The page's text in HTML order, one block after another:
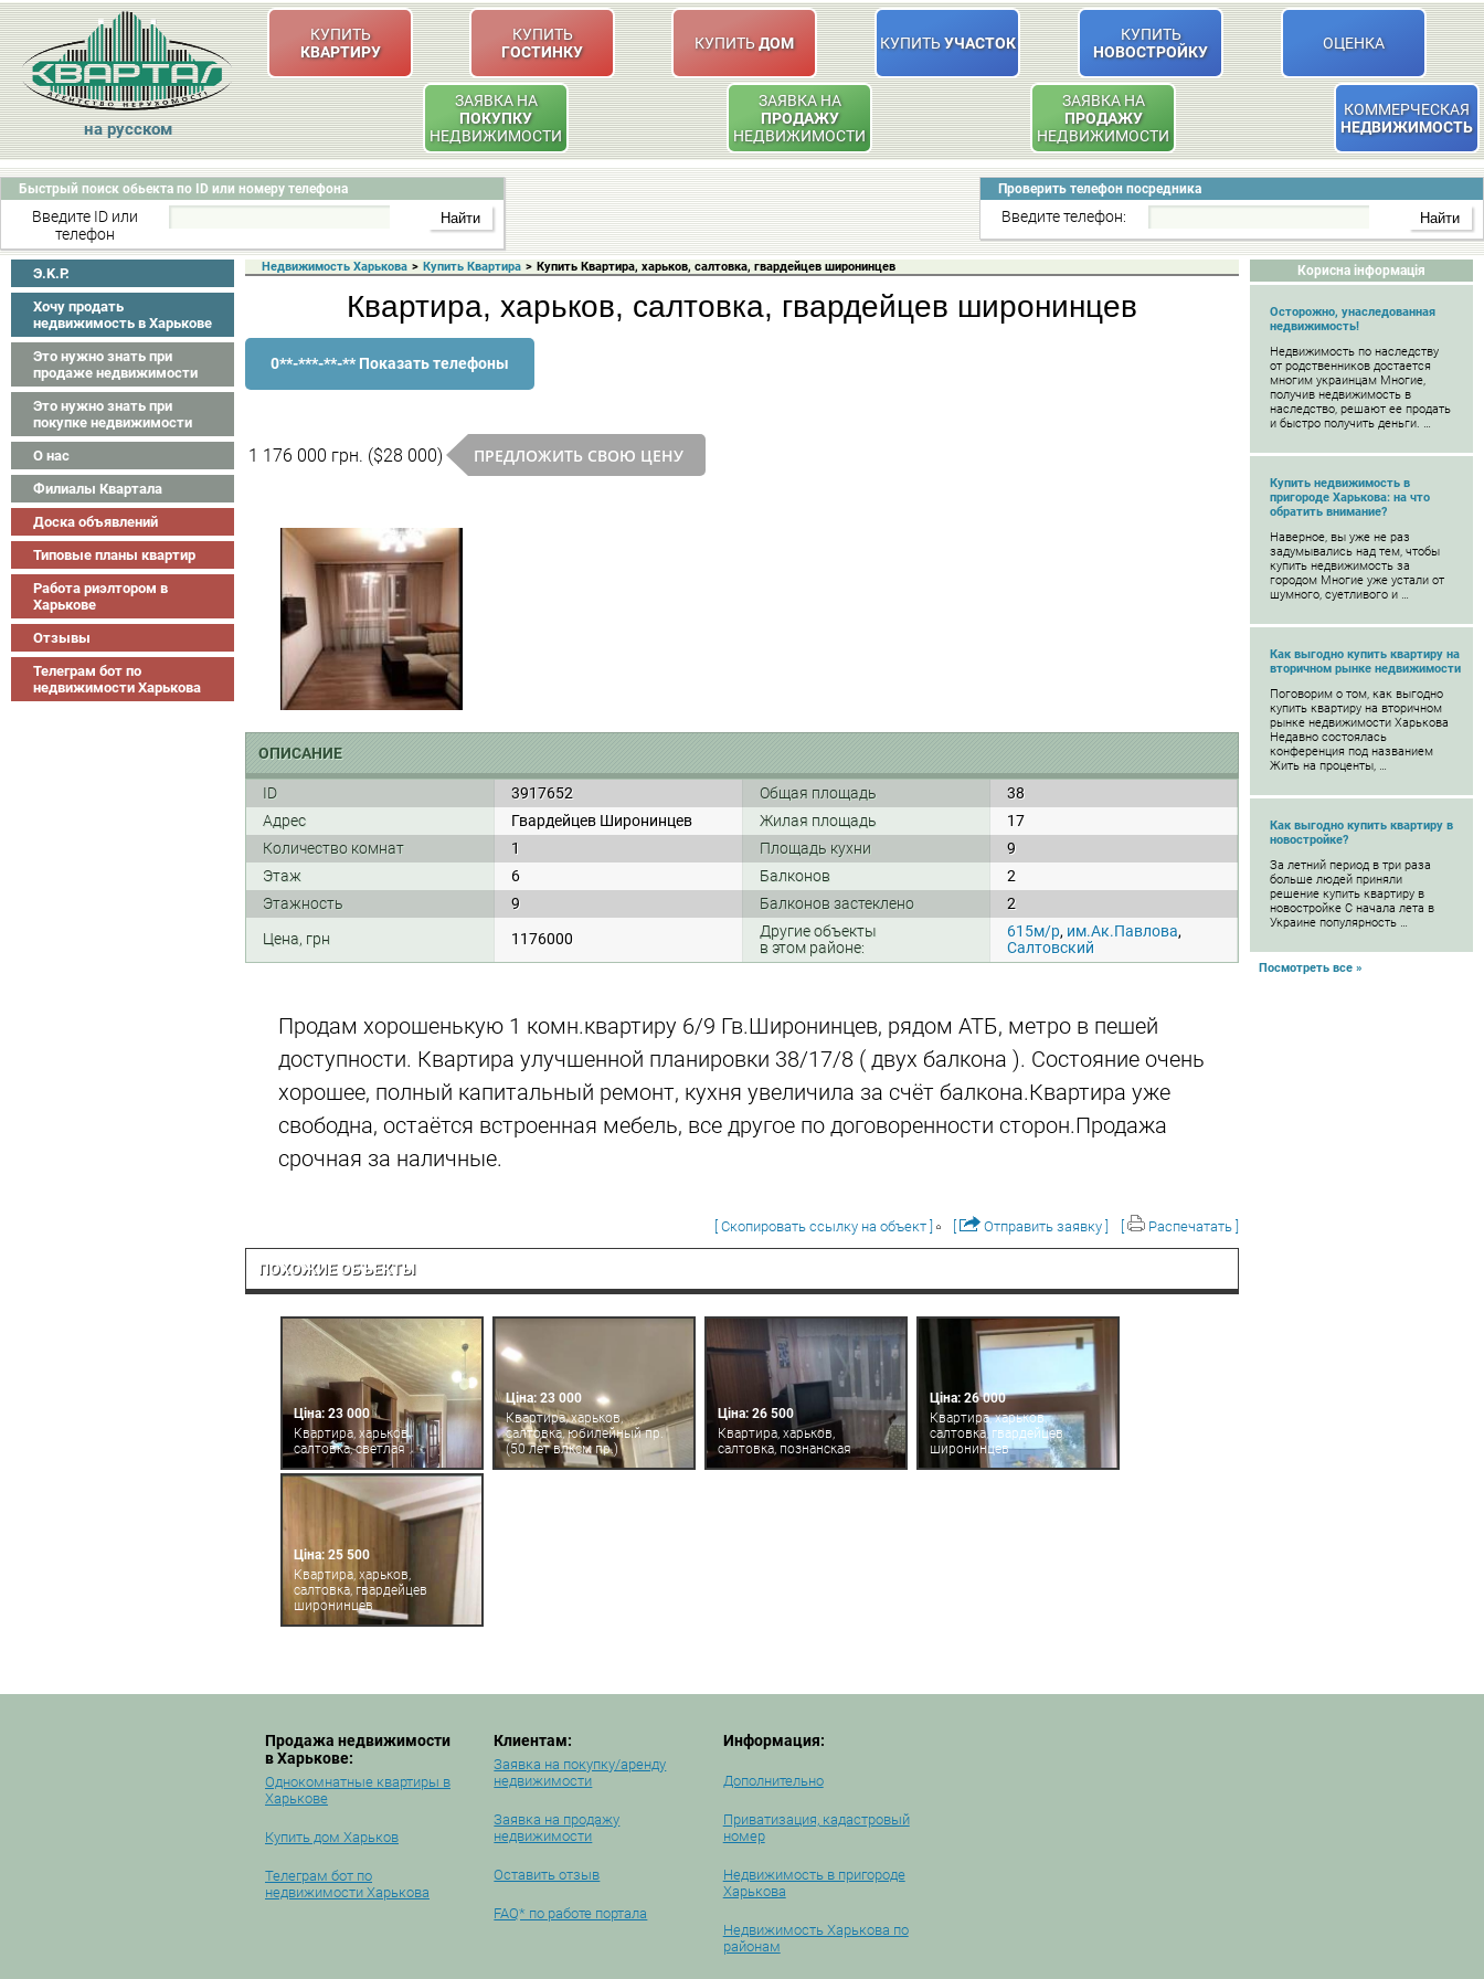
на русском
КУПИТЬ
КВАРТИРУ
КУПИТЬ
ГОСТИНКУ
КУПИТЬДОМ КУПИТЬУЧАСТОК
КУПИТЬ
НОВОСТРОЙКУ
ОЦЕНКА
ЗАЯВКА НА
ПОКУПКУ
НЕДВИЖИМОСТИ
ЗАЯВКА НА
ПРОДАЖУ
НЕДВИЖИМОСТИ
ЗАЯВКА НА
ПРОДАЖУ
НЕДВИЖИМОСТИ
КОММЕРЧЕСКАЯ
НЕДВИЖИМОСТЬ
Быстрый поиск обьекта по ID или номеру телефона
Введите ID или
телефон
Проверить телефон посредника
Введите телефон:
Э.K.P.
Хочу продать
недвижимость в Харькове
Это нужно знать при
продаже недвижимости
Это нужно знать при
покупке недвижимости
О нас
Филиалы Квартала
Доска объявлений
Типовые планы квартир
Работа риэлтором в
Харькове
Отзывы
Телеграм бот по
недвижимости Харькова
Корисна інформація
Осторожно, унаследованная
недвижимость!
Недвижимость по наследству
от родственников достается
многим украинцам Многие,
получив недвижимость в
наследство, решают ее продать
и быстро получить деньги. …
Купить недвижимость в
пригороде Харькова: на что
обратить внимание?
Наверное, вы уже не раз
задумывались над тем, чтобы
купить недвижимость за
городом Многие уже устали от
шумного, суетливого и …
Как выгодно купить квартиру на
вторичном рынке недвижимости
Поговорим о том, как выгодно
купить квартиру на вторичном
рынке недвижимости Харькова
Недавно состоялась
конференция под названием
Жить на проценты, …
Как выгодно купить квартиру в
новостройке?
За летний период в три раза
больше людей приняли
решение купить квартиру в
новостройке С начала лета в
Украине популярность …
Посмотреть все »
Недвижимость Харькова > Купить Квартира > Купить Квартира, харьков, салтовка, гвардейцев широнинцев
Квартира, харьков, салтовка, гвардейцев широнинцев
0**-***-**-** Показать телефоны
1 176 000 грн. ($28 000) ПРЕДЛОЖИТЬ СВОЮ ЦЕНУ
ОПИСАНИЕ
ID 3917652 Общая площадь
38
Адрес
Гвардейцев Широнинцев Жилая площадь
17
Количество комнат
1 Площадь кухни
9
Этаж
6 Балконов
2
Этажность
9 Балконов застеклено
2
Цена, грн
1176000
Другие объекты
в этом районе:
615м/р, им.Ак.Павлова,
Салтовский
Продам хорошенькую 1 комн.квартиру 6/9 Гв.Широнинцев, рядом АТБ, метро в пешей
доступности. Квартира улучшенной планировки 38/17/8 ( двух балкона ). Состояние очень
хорошее, полный капитальный ремонт, кухня увеличила за счёт балкона.Квартира уже
свободна, остаётся встроенная мебель, все другое по договоренности сторон.Продажа
срочная за наличные.
[ Скопировать ссылку на объект ] Отправить заявку ] Распечатать ]
ПОХОЖИЕ ОБЪЕКТЫ
Ціна: 23 000
Квартира, харьков,
салтовка, светлая
Ціна: 23 000
Квартира, харьков,
салтовка, юбилейный пр.
(50 лет влксм пр.)
Ціна: 26 500
Квартира, харьков,
салтовка, познанская
Ціна: 26 000
Квартира, харьков,
салтовка, гвардейцев
широнинцев
Ціна: 25 500
Квартира, харьков,
салтовка, гвардейцев
широнинцев
Продажа недвижимости
в Харькове:
Однокомнатные квартиры в
Харькове
Купить дом Харьков
Телеграм бот по
недвижимости Харькова
Клиентам:
Заявка на покупку/аренду
недвижимости
Заявка на продажу
недвижимости
Оставить отзыв
FAQ* по работе портала
Информация:
Дополнительно
Приватизация, кадастровый
номер
Недвижимость в пригороде
Харькова
Недвижимость Харькова по
районам